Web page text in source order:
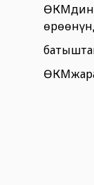
ӨКМдин